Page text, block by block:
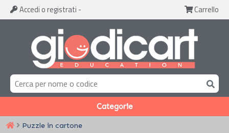
Accedi o registrati - Carrello
Categorie
Puzzle in cartone